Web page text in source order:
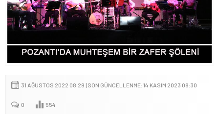
31 AĞUSTOS 2022 08:29 | SON GÜNCELLENME: 14 KASIM 2023 08:30
0 554